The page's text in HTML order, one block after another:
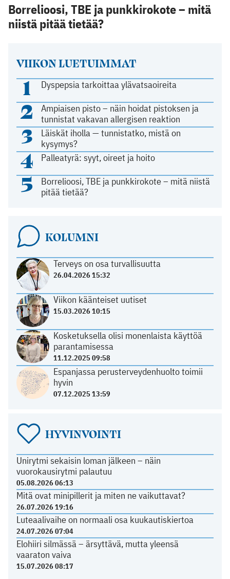
VIIKON LUETUIMMAT
1 Dyspepsia tarkoittaa ylävatsaoireita
2
Ampiaisen pisto – näin hoidat pistoksen ja
tunnistat vakavan allergisen reaktion
3
Läiskät iholla — tunnistatko, mistä on
kysymys?
4 Palleatyrä: syyt, oireet ja hoito
5
Borrelioosi, TBE ja punkkirokote – mitä niistä
pitää tietää?
KOLUMNI
Terveys on osa turvallisuutta
26.04.2026 15:32
Viikon käänteiset uutiset
15.03.2026 10:15
Kosketuksella olisi monenlaista käyttöä
parantamisessa
11.12.2025 09:58
Espanjassa perusterveydenhuolto toimii
hyvin
07.12.2025 13:59
HYVINVOINTI
Unirytmi sekaisin loman jälkeen – näin
vuorokausirytmi palautuu
05.08.2026 06:13
Mitä ovat minipillerit ja miten ne vaikuttavat?
26.07.2026 19:16
Luteaalivaihe on normaali osa kuukautiskiertoa
24.07.2026 07:04
Elohiiri silmässä – ärsyttävä, mutta yleensä
vaaraton vaiva
15.07.2026 08:17
Borrelioosi, TBE ja punkkirokote – mitä
niistä pitää tietää?